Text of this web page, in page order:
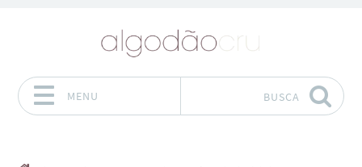
MENU BUSCA